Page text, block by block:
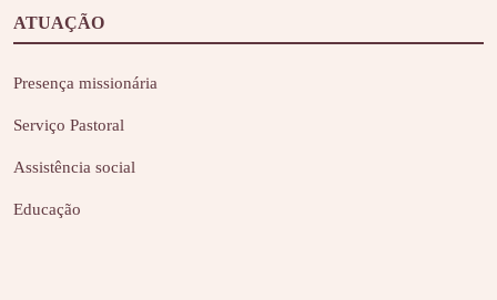
ATUAÇÃO
Presença missionária
Serviço Pastoral
Assistência social
Educação